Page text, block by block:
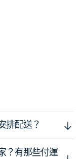
排配送？
？有那些付運